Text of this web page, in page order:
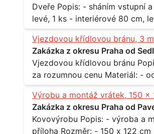
Dveře Popis: - sháním vstupní a interiérové dveře pro byt Rozměr a počet: - vstupní 80 cm,
levé, 1 ks - interiérové 80 cm,
Praha 10
Vjezdovou křídlovou bránu, 3 m
Zakázka z okresu Praha od
Vjezdovou křídlovou bránu Popis: - s montáží - možná i s motory, záleží na ceně - potřebuji to
Výrobu a montáž vrátek, 150 x
Zakázka z okresu Praha od
Kovovýrobu Popis: - výroba a montáž vrátek - včetně montáže - materiál kov / dřevo - viz